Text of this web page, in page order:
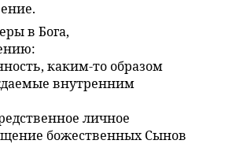
в Бога,
каким-то образом
внутренним
личное
божественных Сынов